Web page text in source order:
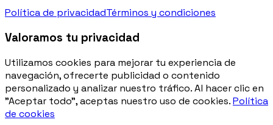
Política de privacidadTérminos y condiciones
Valoramos tu privacidad
Utilizamos cookies para mejorar tu experiencia de
navegación, ofrecerte publicidad o contenido
personalizado y analizar nuestro tráfico. Al hacer clic en
"Aceptar todo", aceptas nuestro uso de cookies.Política
de cookies